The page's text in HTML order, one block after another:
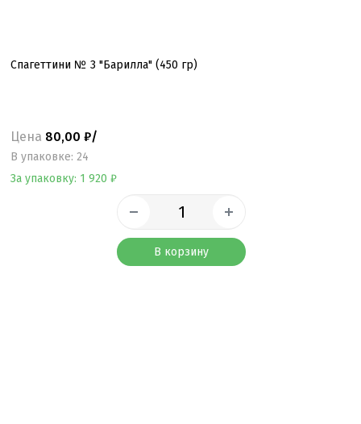
Спагеттини № 3 "Барилла" (450 гр)
Цена 80,00 ₽/
B упаковке: 24
За упаковку: 1 920 ₽
В корзину